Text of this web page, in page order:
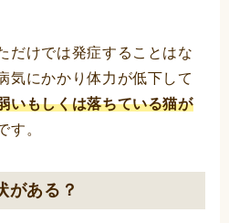
だけでは発症することはな
気にかかり体力が低下して
いもしくは落ちている猫が
す。
がある？